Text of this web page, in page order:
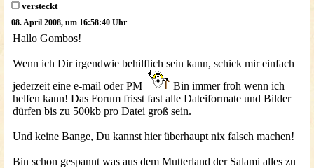
versteckt
08. April 2008, um 16:58:40 Uhr
Hallo Gombos!
Wenn ich Dir irgendwie behilflich sein kann, schick mir einfach
jederzeit eine e-mail oder PM
Bin immer froh wenn ich
helfen kann! Das Forum frisst fast alle Dateiformate und Bilder
dürfen bis zu 500kb pro Datei groß sein.
Und keine Bange, Du kannst hier überhaupt nix falsch machen!
Bin schon gespannt was aus dem Mutterland der Salami alles zu